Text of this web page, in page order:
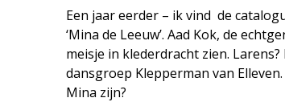
Een jaar eerder – ik vind de
‘Mina de Leeuw’. Aad Kok, de
meisje in klederdracht zien.
dansgroep Klepperman van
Mina zijn?